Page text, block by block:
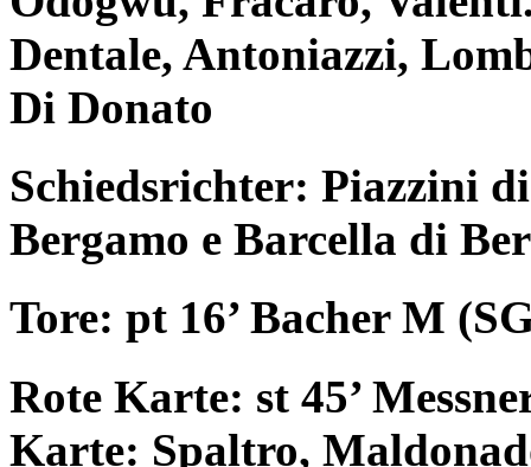
Dentale, Antoniazzi,
Di Donato
Schiedsrichter: Piazzini
Bergamo e Barcella di
Tore: pt 16’ Bacher M
Rote Karte: st 45’
Karte: Spaltro,